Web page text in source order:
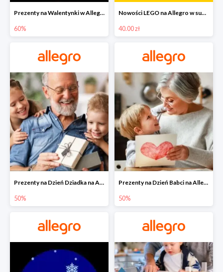
Prezenty na Walentynki w Allegro do -60%
60%
Nowości LEGO na Allegro w super cenach od 40 zł
40.00 zł
Prezenty na Dzień Dziadka na Allegro do -50%
50%
Prezenty na Dzień Babci na Allegro do -50%
50%